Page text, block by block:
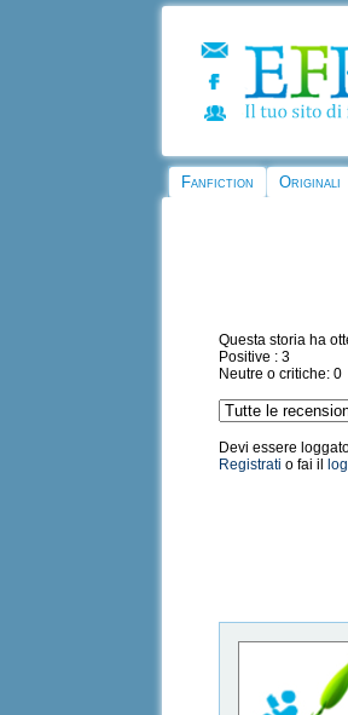
Fanfiction Originali
Questa storia ha
Positive : 3
Neutre o critiche: 0
Devi essere
Registrati o fai il